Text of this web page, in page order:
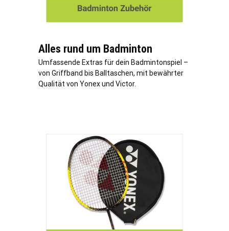
Alles rund um Badminton
Umfassende Extras für dein Badmintonspiel –
von Griffband bis Balltaschen, mit bewährter
Qualität von Yonex und Victor.